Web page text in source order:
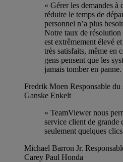
« Gérer les demandes à
réduire le temps de
personnel n’a plus
Notre taux de résolution
est extrêmement élevé
très satisfaits, même en
gens pensent que les
jamais tomber en panne.
Fredrik Moen Responsable
Ganske Enkelt
« TeamViewer nous
service client de grande
seulement quelques
Michael Barron Jr.
Carey Paul Honda